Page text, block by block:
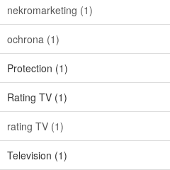
nekromarketing (1)
ochrona (1)
Protection (1)
Rating TV (1)
rating TV (1)
Television (1)